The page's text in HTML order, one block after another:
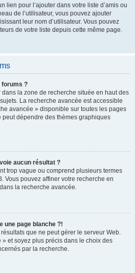
lien pour l’ajouter dans votre liste d’amis ou
de l’utilisateur, vous pouvez ajouter
leur nom d’utilisateur. Vous pouvez
de votre liste depuis cette même page.
forums ?
la zone de recherche située en haut des
La recherche avancée est accessible
avancée » disponible sur toutes les pages
peut dépendre des thèmes graphiques
aucun résultat ?
trop vague ou comprend plusieurs termes
Vous pouvez affiner votre recherche en
la recherche avancée.
une page blanche ?!
que ne peut gérer le serveur Web.
et soyez plus précis dans le choix des
par la recherche.